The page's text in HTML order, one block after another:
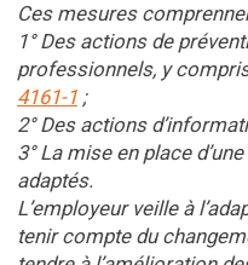
Ces mesures
1° Des actions de
professionnels, y
4161-1 ;
2° Des actions
3° La mise en place
adaptés.
L’employeur veille à
tenir compte du